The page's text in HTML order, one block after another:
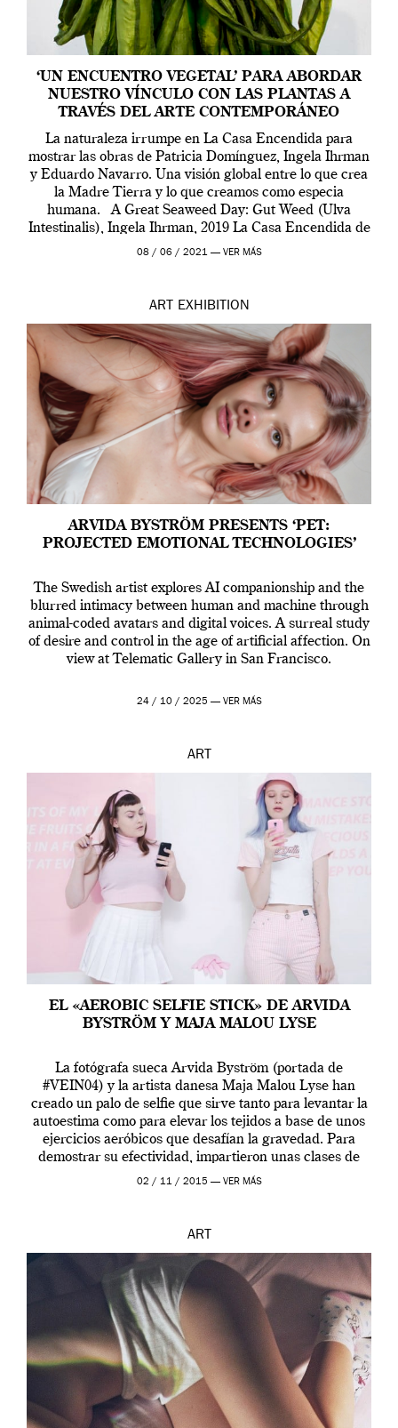
‘UN ENCUENTRO VEGETAL’ PARA ABORDAR
NUESTRO VÍNCULO CON LAS PLANTAS A
TRAVÉS DEL ARTE CONTEMPORÁNEO
La naturaleza irrumpe en La Casa Encendida para
mostrar las obras de Patricia Domínguez, Ingela Ihrman
y Eduardo Navarro. Una visión global entre lo que crea
la Madre Tierra y lo que creamos como especia
humana. A Great Seaweed Day: Gut Weed (Ulva
Intestinalis), Ingela Ihrman, 2019 La Casa Encendida de
Madrid y la Wellcome […]
08 / 06 / 2021 — VER MÁS
ART EXHIBITION
ARVIDA BYSTRÖM PRESENTS ‘PET:
PROJECTED EMOTIONAL TECHNOLOGIES’
The Swedish artist explores AI companionship and the
blurred intimacy between human and machine through
animal-coded avatars and digital voices. A surreal study
of desire and control in the age of artificial affection. On
view at Telematic Gallery in San Francisco.
24 / 10 / 2025 — VER MÁS
ART
EL «AEROBIC SELFIE STICK» DE ARVIDA
BYSTRÖM Y MAJA MALOU LYSE
La fotógrafa sueca Arvida Byström (portada de
#VEIN04) y la artista danesa Maja Malou Lyse han
creado un palo de selfie que sirve tanto para levantar la
autoestima como para elevar los tejidos a base de unos
ejercicios aeróbicos que desafían la gravedad. Para
demostrar su efectividad, impartieron unas clases de
prueba en el Tate […]
02 / 11 / 2015 — VER MÁS
ART